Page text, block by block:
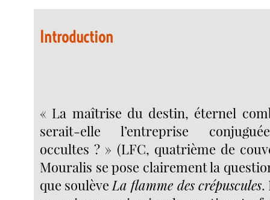
Introduction
« La maîtrise du destin, éternel
serait-elle l’entreprise
occultes ? » (LFC, quatrième de
Mouralis se pose clairement la
que soulève La flamme des crépuscules.